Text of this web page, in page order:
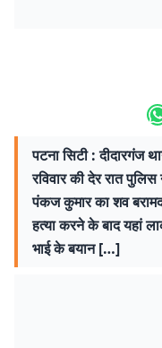
पटना सिटी : दीदारगंज
रविवार की देर रात पुलिस
पंकज कुमार का शव
हत्या करने के बाद यहां
भाई के बयान […]